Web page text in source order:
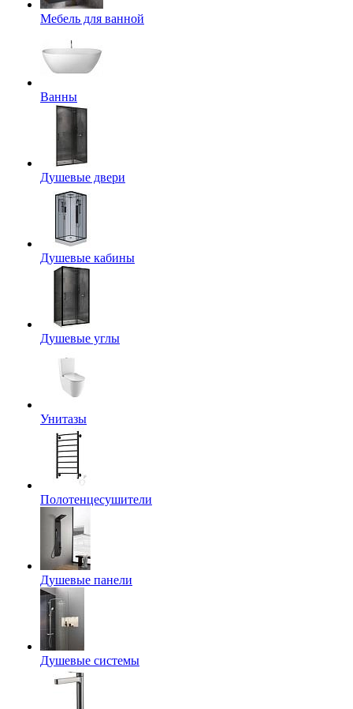
Мебель для ванной
Ванны
Душевые двери
Душевые кабины
Душевые углы
Унитазы
Полотенцесушители
Душевые панели
Душевые системы